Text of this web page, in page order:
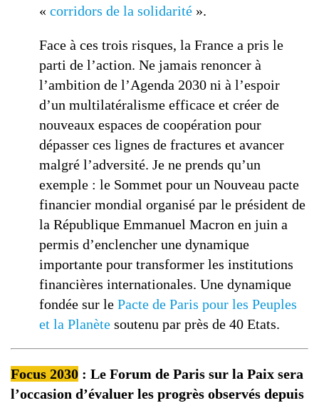
« corridors de la solidarité ».
Face à ces trois risques, la France a pris le
parti de l’action. Ne jamais renoncer à
l’ambition de l’Agenda 2030 ni à l’espoir
d’un multilatéralisme efficace et créer de
nouveaux espaces de coopération pour
dépasser ces lignes de fractures et avancer
malgré l’adversité. Je ne prends qu’un
exemple : le Sommet pour un Nouveau pacte
financier mondial organisé par le président de
la République Emmanuel Macron en juin a
permis d’enclencher une dynamique
importante pour transformer les institutions
financières internationales. Une dynamique
fondée sur le Pacte de Paris pour les Peuples
et la Planète soutenu par près de 40 Etats.
Focus 2030 : Le Forum de Paris sur la Paix sera
l’occasion d’évaluer les progrès observés depuis